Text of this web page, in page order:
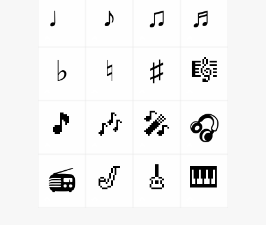
♩ ♪ ♫
♬
♭
♮ ♯
🎼
🎵
🎶 🎤
🎧
📻
🎷 🎸 🎹